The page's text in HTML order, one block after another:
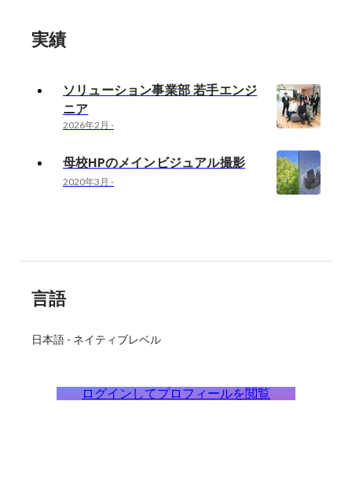
実績
ソリューション事業部 若手エンジ
ニア
2026年2月 -
母校HPのメインビジュアル撮影
2020年3月 -
言語
日本語 - ネイティブレベル
ログインしてプロフィールを閲覧